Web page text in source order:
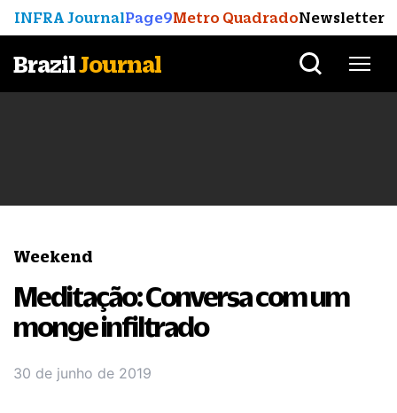
INFRA JournalPage9Metro QuadradoNewsletter
BrazilJournal
Weekend
Meditação: Conversa com um
monge infiltrado
30 de junho de 2019